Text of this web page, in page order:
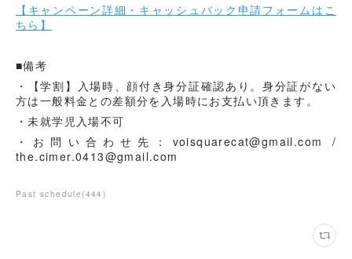
【キャンペーン詳細・キャッシュバック申請フォームはこ
ちら】
■備考
・【学割】入場時、顔付き身分証確認あり。身分証がない
方は一般料金との差額分を入場時にお支払い頂きます。
・未就学児入場不可
・お問い合わせ先：voisquarecat@gmail.com /
the.cimer.0413@gmail.com
Past schedule (444 )